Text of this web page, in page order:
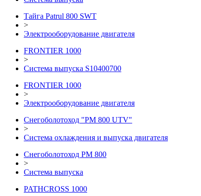
Тайга Patrul 800 SWT
>
Электрооборудование двигателя
FRONTIER 1000
>
Система выпуска S10400700
FRONTIER 1000
>
Электрооборудование двигателя
Снегоболотоход "РМ 800 UTV"
>
Система охлаждения и выпуска двигателя
Снегоболотоход РМ 800
>
Система выпуска
PATHCROSS 1000